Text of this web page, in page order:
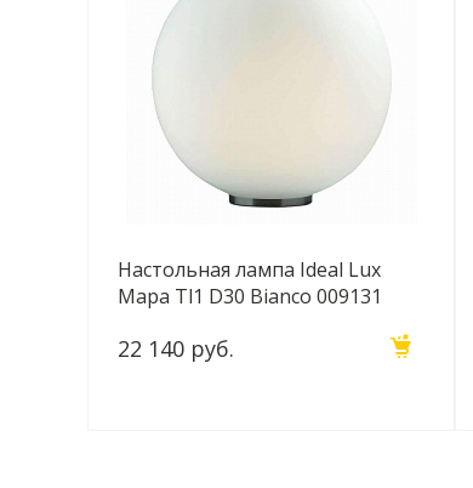
Настольная лампа Ideal Lux
Mapa Tl1 D30 Bianco 009131
22 140 руб.